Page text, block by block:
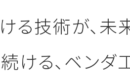
る技術が、未
ける、ベンダ